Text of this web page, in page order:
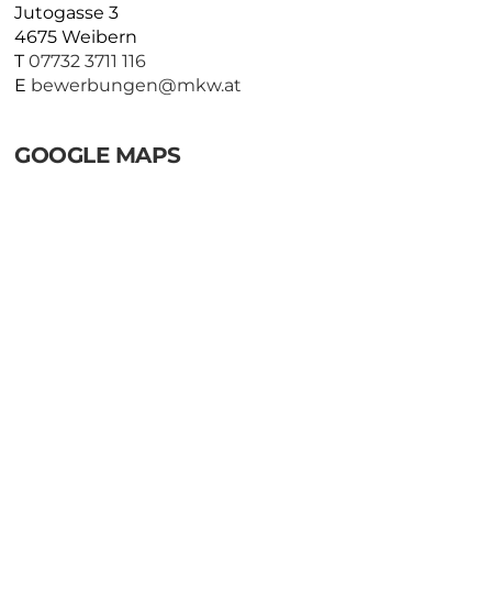
Jutogasse 3
4675 Weibern
T07732 3711 116
E bewerbungen@mkw.at
GOOGLE MAPS